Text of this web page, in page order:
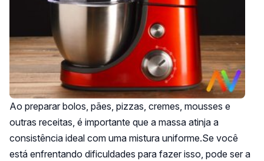
Ao preparar bolos, pães, pizzas, cremes, mousses e
outras receitas, é importante que a massa atinja a
consistência ideal com uma mistura uniforme.Se você
está enfrentando dificuldades para fazer isso, pode ser a